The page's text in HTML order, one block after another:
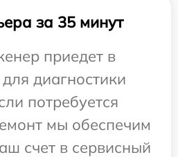
за 35 минут
приедет в
диагностики
потребуется
мы обеспечим
счет в сервисный